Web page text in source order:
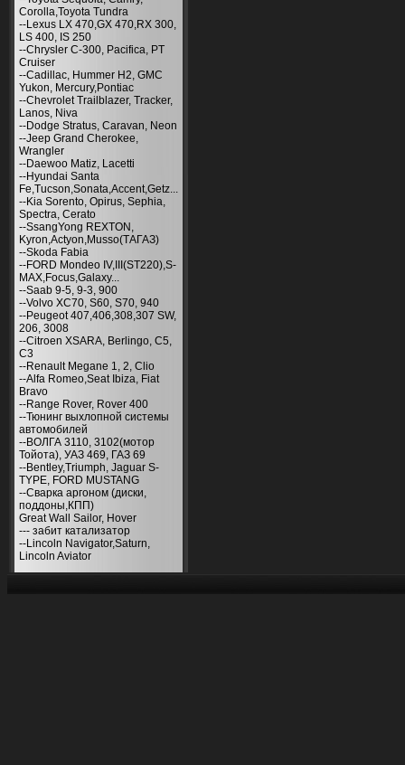
Corolla,Toyota Tundra
--Lexus LX 470,GX 470,RX 300,
LS 400, IS 250
--Chrysler С-300, Pacifica, PT
Cruiser
--Cadillac, Hummer H2, GMC
Yukon, Mercury,Pontiac
--Chevrolet Trailblazer, Tracker,
Lanos, Niva
--Dodge Stratus, Caravan, Neon
--Jeep Grand Cherokee,
Wrangler
--Daewoo Matiz, Lacetti
--Hyundai Santa
Fe,Tucson,Sonata,Accent,Getz...
--Kia Sorento, Opirus, Sephia,
Spectra, Cerato
--SsangYong REXTON,
Kyron,Actyon,Musso(ТАГАЗ)
--Skoda Fabia
--FORD Mondeo IV,III(ST220),S-
MAX,Focus,Galaxy...
--Saab 9-5, 9-3, 900
--Volvo XC70, S60, S70, 940
--Peugeot 407,406,308,307 SW,
206, 3008
--Citroen XSARA, Berlingo, С5,
С3
--Renault Megane 1, 2, Clio
--Alfa Romeo,Seat Ibiza, Fiat
Bravo
--Range Rover, Rover 400
--Тюнинг выхлопной системы
автомобилей
--ВОЛГА 3110, 3102(мотор
Тойота), УАЗ 469, ГАЗ 69
--Bentley,Triumph, Jaguar S-
TYPE, FORD MUSTANG
--Сварка аргоном (диски,
поддоны,КПП)
Great Wall Sailor, Hover
--- забит катализатор
--Lincoln Navigator,Saturn,
Lincoln Aviator